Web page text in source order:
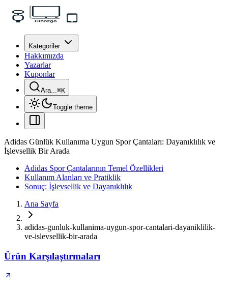
Kategoriler
Hakkımızda
Yazarlar
Kuponlar
Ara...⌘K
Toggle theme
Adidas Günlük Kullanıma Uygun Spor Çantaları: Dayanıklılık ve
İşlevsellik Bir Arada
Adidas Spor Çantalarının Temel Özellikleri
Kullanım Alanları ve Pratiklik
Sonuç: İşlevsellik ve Dayanıklılık
Ana Sayfa
adidas-gunluk-kullanima-uygun-spor-cantalari-dayaniklilik-
ve-islevsellik-bir-arada
Ürün Karşılaştırmaları